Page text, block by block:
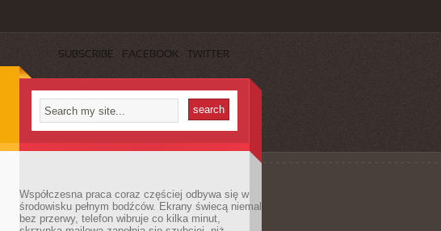
SUBSCRIBE FACEBOOK TWITTER
Współczesna praca coraz częściej odbywa się w
środowisku pełnym bodźców. Ekrany świecą niemal
bez przerwy, telefon wibruje co kilka minut,